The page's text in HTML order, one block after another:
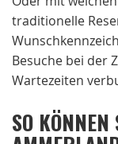
traditionelle
Besuche bei der
Wartezeiten
SO